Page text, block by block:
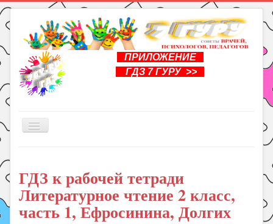
ПРИЛОЖЕНИЕ
ГДЗ 7 ГУРУ >>
Включить/
Книги
Рукоделие
Подготовка к школе
ГДЗ к рабочей тетради
Литературное чтение 2 класс,
часть 1, Ефросинина, Долгих